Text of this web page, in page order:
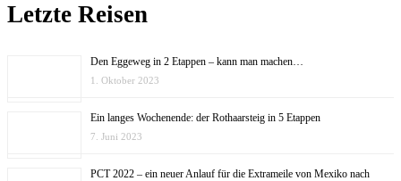
Letzte Reisen
Den Eggeweg in 2 Etappen – kann man machen…
1. Oktober 2023
Ein langes Wochenende: der Rothaarsteig in 5 Etappen
7. Juni 2023
PCT 2022 – ein neuer Anlauf für die Extrameile von Mexiko nach